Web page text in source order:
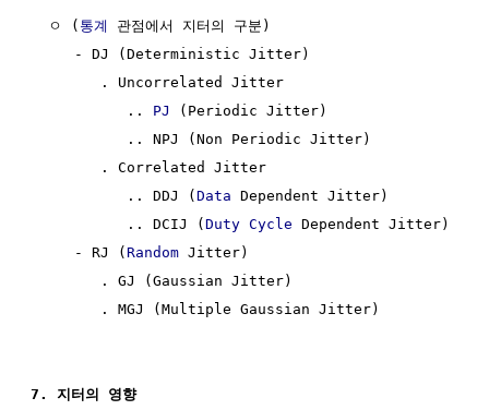
  ㅇ (
통계
관점에서 지터의 구분)
     - DJ (Deterministic Jitter)
        . Uncorrelated Jitter
           ..
PJ
(Periodic Jitter)
           .. NPJ (Non Periodic Jitter)
        . Correlated Jitter
           .. DDJ (
Data Dependent Jitter)
           .. DCIJ (
Duty Cycle Dependent Jitter)
     - RJ (
Random Jitter)
        . GJ (Gaussian Jitter)
        . MGJ (Multiple Gaussian Jitter)
7. 지터의 영향